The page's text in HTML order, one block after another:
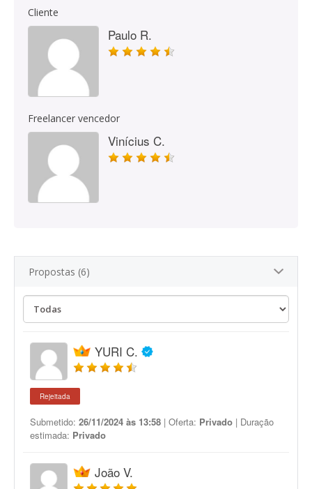
Cliente
Paulo R.
Freelancer vencedor
Vinícius C.
Propostas (6)
YURI C.
Rejeitada
Submetido: 26/11/2024 às 13:58 | Oferta: Privado | Duração
estimada: Privado
João V.